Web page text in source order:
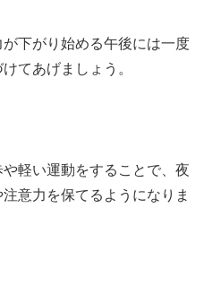
下がり始める午後には一度
てあげましょう。
軽い運動をすることで、夜
意力を保てるようになりま